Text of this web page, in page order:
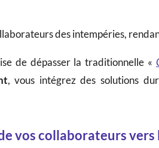
des intempéries,
de dépasser la traditionnelle «
, vous intégrez des solutions
vos collaborateurs vers